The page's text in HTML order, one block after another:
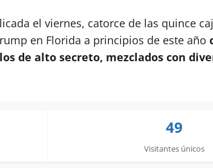
el viernes, catorce de las quince
en Florida a principios de este año
de alto secreto, mezclados con
49
Visitantes únicos